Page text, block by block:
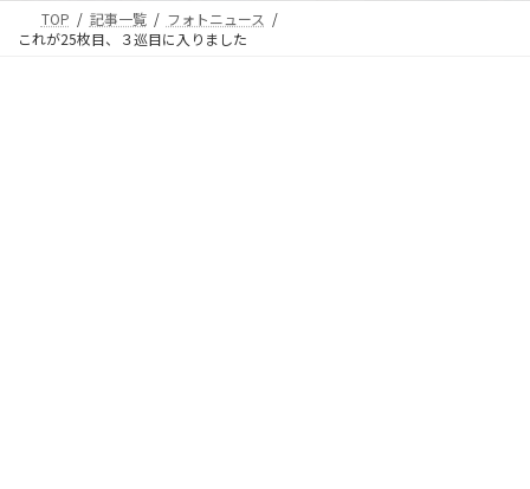
TOP 記事一覧
フォトニュース
これが25枚目、３巡目に入りました